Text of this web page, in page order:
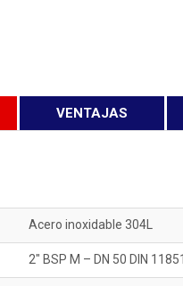
VENTAJAS
Acero inoxidable 304L
2″ BSP M – DN 50 DIN